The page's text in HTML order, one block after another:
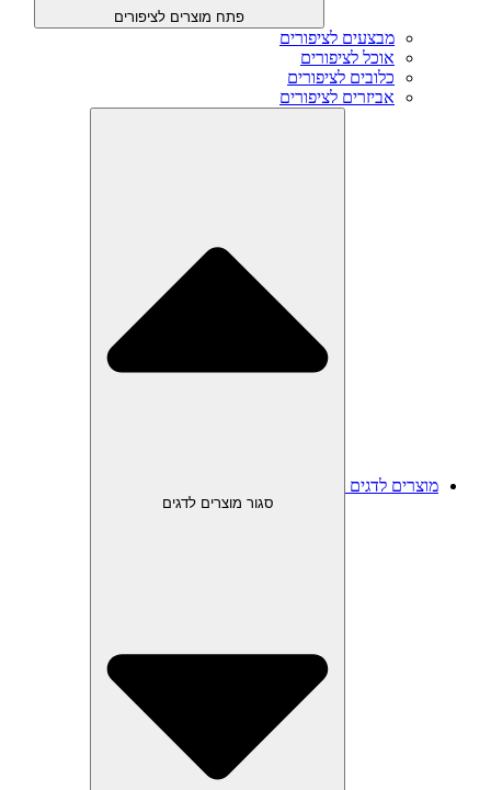
פתח מוצרים לציפורים
מבצעים לציפורים
אוכל לציפורים
כלובים לציפורים
אביזרים לציפורים
מוצרים לדגים
סגור מוצרים לדגים